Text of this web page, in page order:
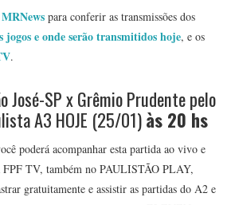
MRNews para conferir as transmissões dos
jogos e onde serão transmitidos hoje, e os
.
José-SP x Grêmio Prudente pelo
A3 HOJE (25/01)às 20 hs
poderá acompanhar esta partida ao vivo e
FPF TV, também no PAULISTÃO PLAY,
gratuitamente e assistir as partidas do A2 e